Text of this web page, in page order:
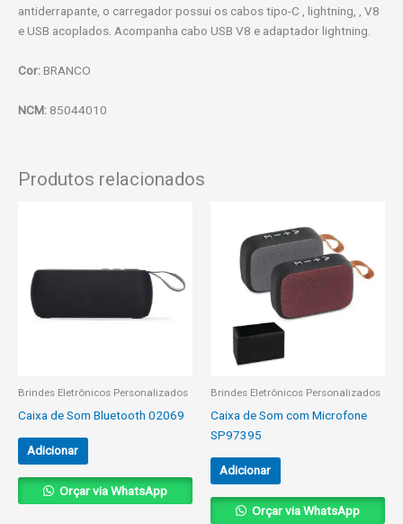
antiderrapante, o carregador possui os cabos tipo-C , lightning, , V8
e USB acoplados. Acompanha cabo USB V8 e adaptador lightning.
Cor:BRANCO
NCM: 85044010
Produtos relacionados
Brindes Eletrônicos Personalizados
Caixa de Som Bluetooth 02069
Adicionar
Orçar via WhatsApp
Brindes Eletrônicos Personalizados
Caixa de Som com Microfone
SP97395
Adicionar
Orçar via WhatsApp